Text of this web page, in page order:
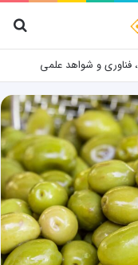
و شواهد علمی